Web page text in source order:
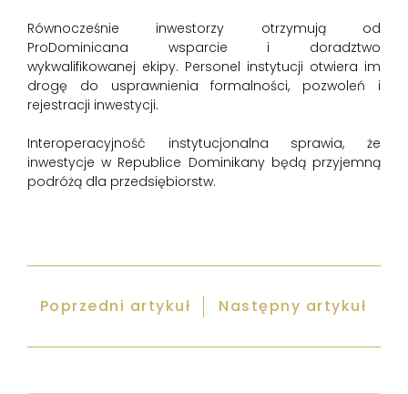
Równocześnie inwestorzy otrzymują od
ProDominicana wsparcie i doradztwo
wykwalifikowanej ekipy. Personel instytucji otwiera im
drogę do usprawnienia formalności, pozwoleń i
rejestracji inwestycji.
Interoperacyjność instytucjonalna sprawia, że
inwestycje w Republice Dominikany będą przyjemną
podróżą dla przedsiębiorstw.
Poprzedni artykuł Następny artykuł